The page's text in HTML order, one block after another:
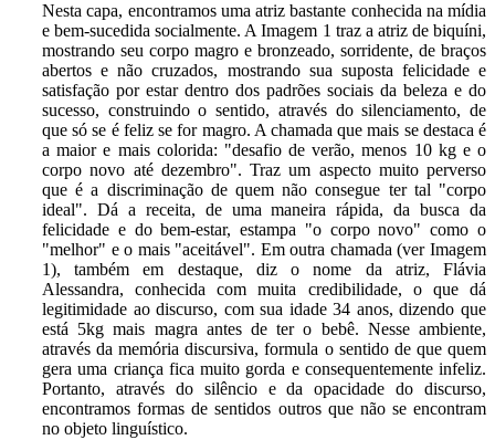
Nesta capa, encontramos uma atriz bastante conhecida na mídia
e bem-sucedida socialmente. A Imagem 1 traz a atriz de biquíni,
mostrando seu corpo magro e bronzeado, sorridente, de braços
abertos e não cruzados, mostrando sua suposta felicidade e
satisfação por estar dentro dos padrões sociais da beleza e do
sucesso, construindo o sentido, através do silenciamento, de
que só se é feliz se for magro. A chamada que mais se destaca é
a maior e mais colorida: "desafio de verão, menos 10 kg e o
corpo novo até dezembro". Traz um aspecto muito perverso
que é a discriminação de quem não consegue ter tal "corpo
ideal". Dá a receita, de uma maneira rápida, da busca da
felicidade e do bem-estar, estampa "o corpo novo" como o
"melhor" e o mais "aceitável". Em outra chamada (ver Imagem
1), também em destaque, diz o nome da atriz, Flávia
Alessandra, conhecida com muita credibilidade, o que dá
legitimidade ao discurso, com sua idade 34 anos, dizendo que
está 5kg mais magra antes de ter o bebê. Nesse ambiente,
através da memória discursiva, formula o sentido de que quem
gera uma criança fica muito gorda e consequentemente infeliz.
Portanto, através do silêncio e da opacidade do discurso,
encontramos formas de sentidos outros que não se encontram
no objeto linguístico.